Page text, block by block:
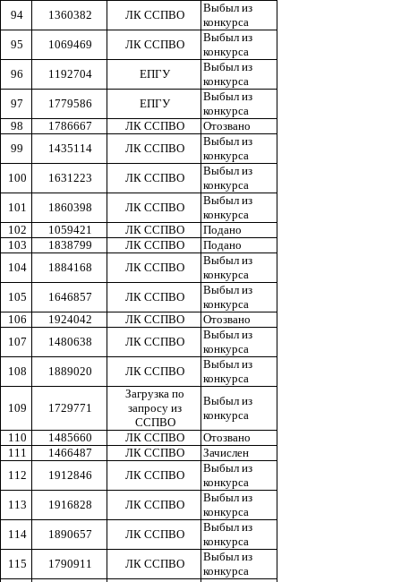
94
1360382 ЛК ССПВО
Выбыл из
конкурса
95
1069469 ЛК ССПВО
Выбыл из
конкурса
96
1192704 ЕПГУ
Выбыл из
конкурса
97
1779586 ЕПГУ
Выбыл из
конкурса
98
1786667 ЛК ССПВО
Отозвано
99
1435114 ЛК ССПВО
Выбыл из
конкурса
100
1631223 ЛК ССПВО
Выбыл из
конкурса
101
1860398 ЛК ССПВО
Выбыл из
конкурса
102
1059421 ЛК ССПВО
Подано
103
1838799 ЛК ССПВО
Подано
104
1884168 ЛК ССПВО
Выбыл из
конкурса
105
1646857 ЛК ССПВО
Выбыл из
конкурса
106
1924042 ЛК ССПВО
Отозвано
107
1480638 ЛК ССПВО
Выбыл из
конкурса
108
1889020 ЛК ССПВО
Выбыл из
конкурса
109 1729771
Загрузка по
запросу из
ССПВО
Выбыл из
конкурса
110
1485660 ЛК ССПВО
Отозвано
111
1466487 ЛК ССПВО
Зачислен
112
1912846 ЛК ССПВО
Выбыл из
конкурса
113
1916828 ЛК ССПВО
Выбыл из
конкурса
114
1890657 ЛК ССПВО
Выбыл из
конкурса
115
1790911 ЛК ССПВО
Выбыл из
конкурса